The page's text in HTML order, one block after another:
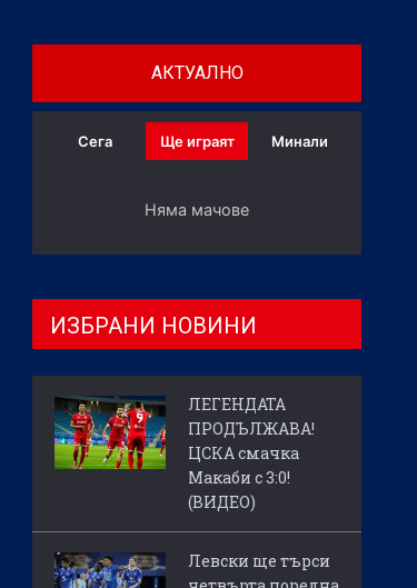
АКТУАЛНО
Сега Ще играят Минали
Няма мачове
ИЗБРАНИ НОВИНИ
ЛЕГЕНДАТА
ПРОДЪЛЖАВА!
ЦСКА смачка
Макаби с 3:0!
(ВИДЕО)
Левски ще търси